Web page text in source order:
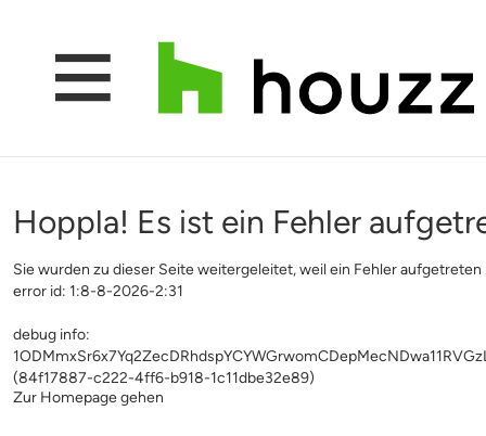
Hoppla! Es ist ein Fehler
Sie wurden zu dieser Seite weitergeleitet, weil ein Fehler aufgetreten
error id: 1:8-8-2026-2:31
debug info:
(84f17887-c222-4ff6-b918-1c11dbe32e89)
Zur Homepage gehen